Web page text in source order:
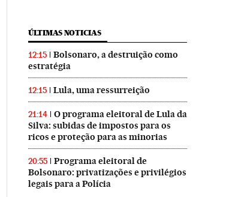
ÚLTIMAS NOTICIAS
12:15
Bolsonaro, a destruição como
estratégia
12:15 Lula, uma ressurreição
21:14
O programa eleitoral de Lula da
Silva: subidas de impostos para os
ricos e proteção para as minorias
20:55
Programa eleitoral de
Bolsonaro: privatizações e privilégios
legais para a Polícia